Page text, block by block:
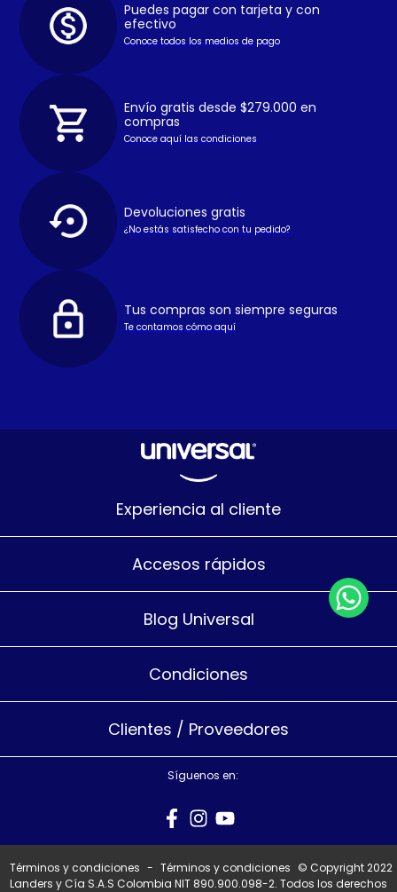
Puedes pagar con tarjeta y con
efectivo
Conoce todos los medios de pago
Envío gratis desde $279.000 en
compras
Conoce aquí las condiciones
Devoluciones gratis
¿No estás satisfecho con tu pedido?
Tus compras son siempre seguras
Te contamos cómo aquí
Experiencia al cliente
Accesos rápidos
Blog Universal
Condiciones
Clientes / Proveedores
Síguenos en:
Términos y condiciones - Términos y condiciones © Copyright 2022
Landers y Cía S.A.S Colombia NIT 890.900.098-2. Todos los derechos